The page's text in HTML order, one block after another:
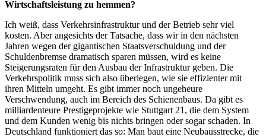
Wirtschaftsleistung zu hemmen?
Ich weiß, dass Verkehrsinfrastruktur und der Betrieb sehr viel
kosten. Aber angesichts der Tatsache, dass wir in den nächsten
Jahren wegen der gigantischen Staatsverschuldung und der
Schuldenbremse dramatisch sparen müssen, wird es keine
Steigerungsraten für den Ausbau der Infrastruktur geben. Die
Verkehrspolitik muss sich also überlegen, wie sie effizienter mit
ihren Mitteln umgeht. Es gibt immer noch ungeheure
Verschwendung, auch im Bereich des Schienenbaus. Da gibt es
milliardenteure Prestigeprojekte wie Stuttgart 21, die dem System
und dem Kunden wenig bis nichts bringen oder sogar schaden. In
Deutschland funktioniert das so: Man baut eine Neubausstrecke, die